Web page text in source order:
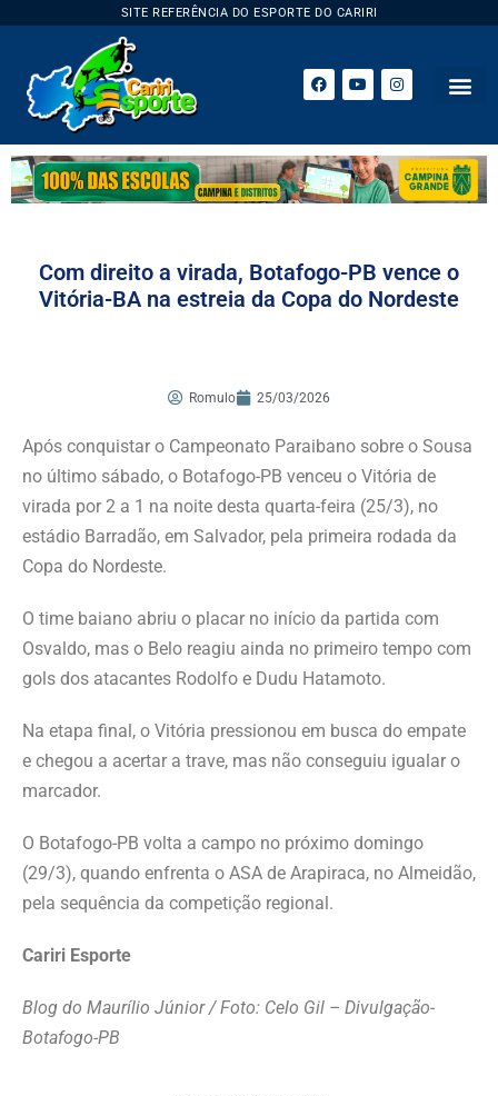
SITE REFERÊNCIA DO ESPORTE DO CARIRI
Com direito a virada, Botafogo-PB vence o
Vitória-BA na estreia da Copa do Nordeste
Romulo 25/03/2026
Após conquistar o Campeonato Paraibano sobre o Sousa
no último sábado, o Botafogo-PB venceu o Vitória de
virada por 2 a 1 na noite desta quarta-feira (25/3), no
estádio Barradão, em Salvador, pela primeira rodada da
Copa do Nordeste.
O time baiano abriu o placar no início da partida com
Osvaldo, mas o Belo reagiu ainda no primeiro tempo com
gols dos atacantes Rodolfo e Dudu Hatamoto.
Na etapa final, o Vitória pressionou em busca do empate
e chegou a acertar a trave, mas não conseguiu igualar o
marcador.
O Botafogo-PB volta a campo no próximo domingo
(29/3), quando enfrenta o ASA de Arapiraca, no Almeidão,
pela sequência da competição regional.
Cariri Esporte
Blog do Maurílio Júnior / Foto: Celo Gil – Divulgação-
Botafogo-PB